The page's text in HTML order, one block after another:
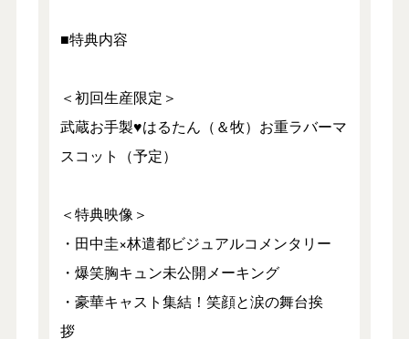
■特典内容
＜初回生産限定＞
武蔵お手製♥はるたん（＆牧）お重ラバーマ
スコット（予定）
＜特典映像＞
・田中圭×林遣都ビジュアルコメンタリー
・爆笑胸キュン未公開メーキング
・豪華キャスト集結！笑顔と涙の舞台挨
拶